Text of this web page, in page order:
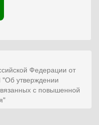
Федерации от
утверждении
с повышенной